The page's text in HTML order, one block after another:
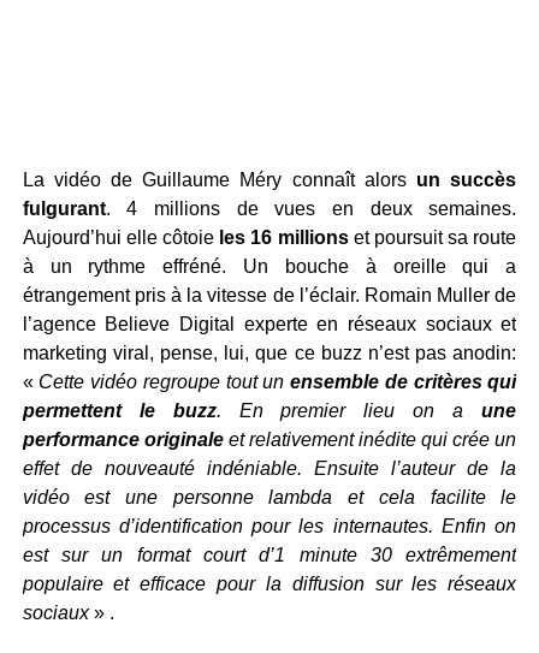
La vidéo de Guillaume Méry connaît alorsun succès
fulgurant. 4 millions de vues en deux semaines.
Aujourd’hui elle côtoie les 16 millionset poursuit sa route
à un rythme effréné. Un bouche à oreille qui a
étrangement pris à la vitesse de l’éclair. Romain Muller de
l’agence Believe Digital experte en réseaux sociaux et
marketing viral, pense, lui, que ce buzz n’est pas anodin:
« Cette vidéo regroupe tout unensemble de critères qui
permettent le buzz. En premier lieu on a une
performance originaleet relativement inédite qui crée un
effet de nouveauté indéniable. Ensuite l’auteur de la
vidéo est une personne lambda et cela facilite le
processus d’identification pour les internautes. Enfin on
est sur un format court d’1 minute 30 extrêmement
populaire et efficace pour la diffusion sur les réseaux
sociaux» .